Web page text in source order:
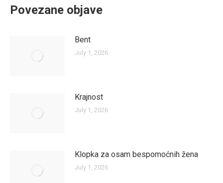
Povezane objave
Bent
July 1, 2026
Krajnost
July 1, 2026
Klopka za osam bespomoćnih žena
July 1, 2026